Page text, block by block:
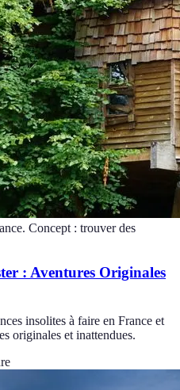
Concept : trouver des
: Aventures Originales
insolites à faire en France et
originales et inattendues.